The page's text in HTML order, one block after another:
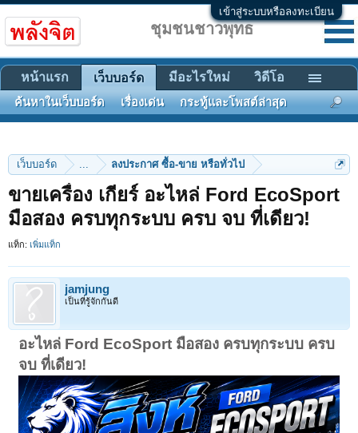
เข้าสู่ระบบหรือลงทะเบียน
เว็บบอร์ด ... ลงประกาศ ซื้อ-ขาย หรือทั่วไป
ขายเครื่อง เกียร์ อะไหล่ Ford EcoSport
มือสอง ครบทุกระบบ ครบ จบ ที่เดียว!
แท็ก: เพิ่มแท็ก
jamjung
เป็นที่รู้จักกันดี
อะไหล่ Ford EcoSport มือสอง ครบทุกระบบ ครบ
จบ ที่เดียว!
ชุมชนชาวพุทธ
หน้าแรก เว็บบอร์ด
ค้นหาในเว็บบอร์ด เรื่องเด่น กระทู้และโพสต์ล่าสุด
มีอะไรใหม่ วิดีโอ